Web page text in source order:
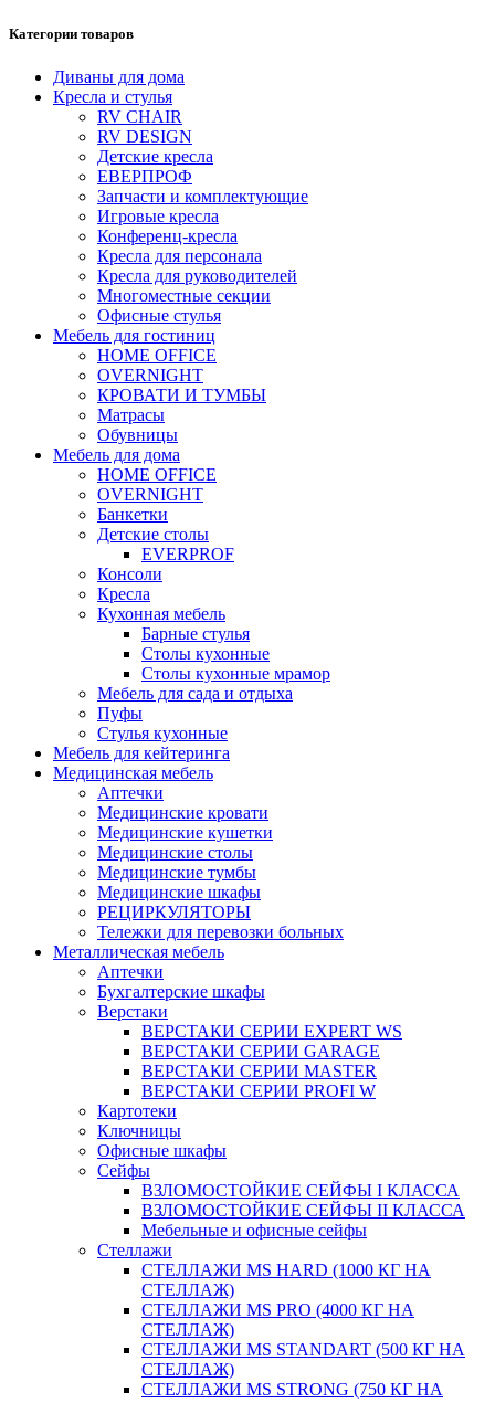
Категории товаров
Диваны для дома
Кресла и стулья
RV CHAIR
RV DESIGN
Детские кресла
ЕВЕРПРОФ
Запчасти и комплектующие
Игровые кресла
Конференц-кресла
Кресла для персонала
Кресла для руководителей
Многоместные секции
Офисные стулья
Мебель для гостиниц
HOME OFFICE
OVERNIGHT
КРОВАТИ И ТУМБЫ
Матрасы
Обувницы
Мебель для дома
HOME OFFICE
OVERNIGHT
Банкетки
Детские столы
EVERPROF
Консоли
Кресла
Кухонная мебель
Барные стулья
Столы кухонные
Столы кухонные мрамор
Мебель для сада и отдыха
Пуфы
Стулья кухонные
Мебель для кейтеринга
Медицинская мебель
Аптечки
Медицинские кровати
Медицинские кушетки
Медицинские столы
Медицинские тумбы
Медицинские шкафы
РЕЦИРКУЛЯТОРЫ
Тележки для перевозки больных
Металлическая мебель
Аптечки
Бухгалтерские шкафы
Верстаки
ВЕРСТАКИ СЕРИИ EXPERT WS
ВЕРСТАКИ СЕРИИ GARAGE
ВЕРСТАКИ СЕРИИ MASTER
ВЕРСТАКИ СЕРИИ PROFI W
Картотеки
Ключницы
Офисные шкафы
Сейфы
ВЗЛОМОСТОЙКИЕ СЕЙФЫ I КЛАССА
ВЗЛОМОСТОЙКИЕ СЕЙФЫ II КЛАССА
Мебельные и офисные сейфы
Стеллажи
СТЕЛЛАЖИ MS HARD (1000 КГ НА
СТЕЛЛАЖ)
СТЕЛЛАЖИ MS PRO (4000 КГ НА
СТЕЛЛАЖ)
СТЕЛЛАЖИ MS STANDART (500 КГ НА
СТЕЛЛАЖ)
СТЕЛЛАЖИ MS STRONG (750 КГ НА